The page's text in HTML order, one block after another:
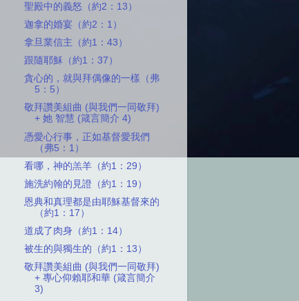
聖殿中的義怒（約2：13）
迦拿的婚宴（約2：1）
拿旦業信主（約1：43）
跟隨耶穌（約1：37）
貪心的，就與拜偶像的一樣（弗
5：5）
敬拜讚美組曲 (與我們一同敬拜)
+ 她 智慧 (箴言簡介 4)
憑愛心行事，正如基督愛我們
（弗5：1）
看哪，神的羔羊（約1：29）
施洗約翰的見證（約1：19）
恩典和真理都是由耶穌基督來的
（約1：17）
道成了肉身（約1：14）
被生的與獨生的（約1：13）
敬拜讚美組曲 (與我們一同敬拜)
+ 專心仰賴耶和華 (箴言簡介
3)